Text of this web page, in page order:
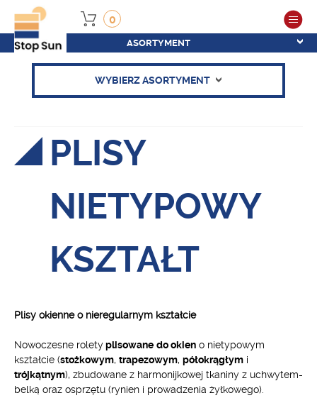
0
ASORTYMENT
WYBIERZ ASORTYMENT
PLISY
NIETYPOWY
KSZTAŁT
Plisy okienne o nieregularnym kształcie
Nowoczesne roletyplisowane do okien o nietypowym
kształcie (stożkowym, trapezowym, półokrągłym i
trójkątnym), zbudowane z harmonijkowej tkaniny z uchwytem-
belką oraz osprzętu (rynien i prowadzenia żyłkowego).